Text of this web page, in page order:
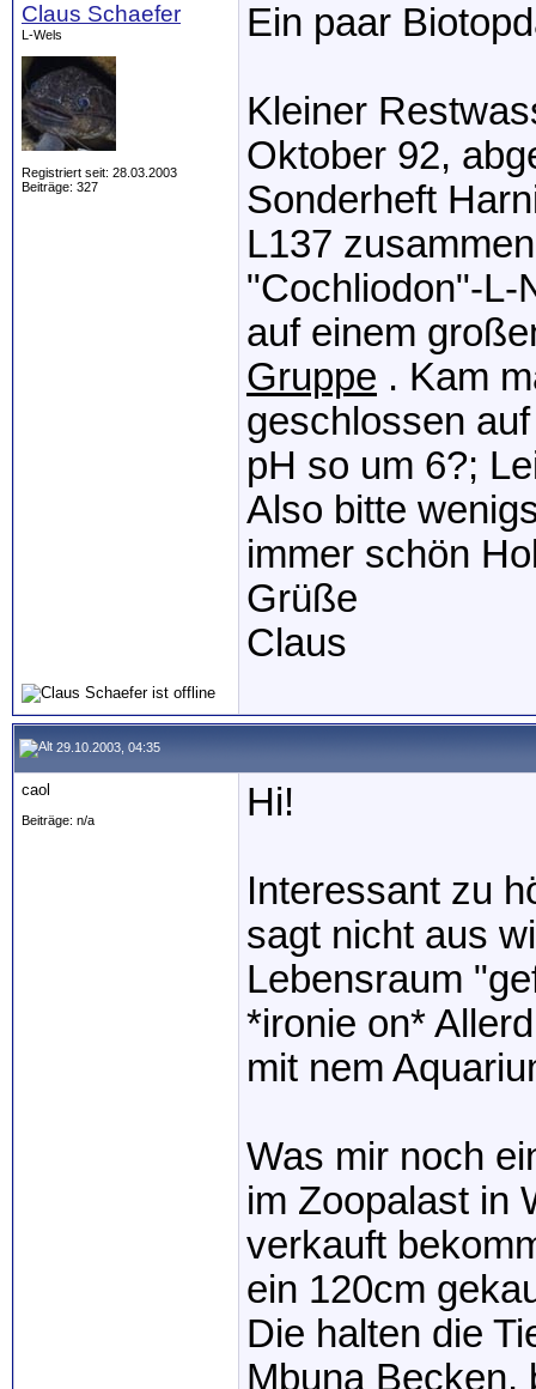
Claus Schaefer
L-Wels
Registriert seit: 28.03.2003
Beiträge: 327
Ein paar
Kleiner
Oktober 92,
Sonderheft
L137
"Cochliodon"-L-
auf einem
Gruppe . Kam
geschlossen
pH so um 6?;
Also bitte
immer schön
Grüße
Claus
29.10.2003, 04:35
caol
Beiträge: n/a Hi!
Interessant zu
sagt nicht aus
Lebensraum
*ironie on*
mit nem
Was mir noch
im Zoopalast in
verkauft
ein 120cm
Die halten die
Mbuna Becken,